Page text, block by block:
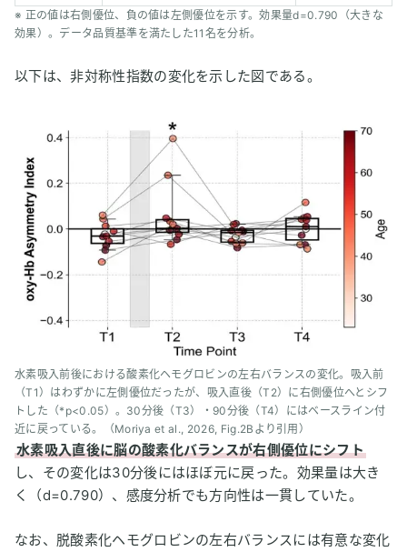
※ 正の値は右側優位、負の値は左側優位を示す。効果量d=0.790（大きな
効果）。データ品質基準を満たした11名を分析。
以下は、非対称性指数の変化を示した図である。
水素吸入前後における酸素化ヘモグロビンの左右バランスの変化。吸入前
（T1）はわずかに左側優位だったが、吸入直後（T2）に右側優位へとシフ
トした（*p<0.05）。30分後（T3）・90分後（T4）にはベースライン付
近に戻っている。（Moriya et al., 2026, Fig.2Bより引用）
水素吸入直後に脳の酸素化バランスが右側優位にシフト
し、その変化は30分後にはほぼ元に戻った。効果量は大き
く（d=0.790）、感度分析でも方向性は一貫していた。
なお、脱酸素化ヘモグロビンの左右バランスには有意な変化